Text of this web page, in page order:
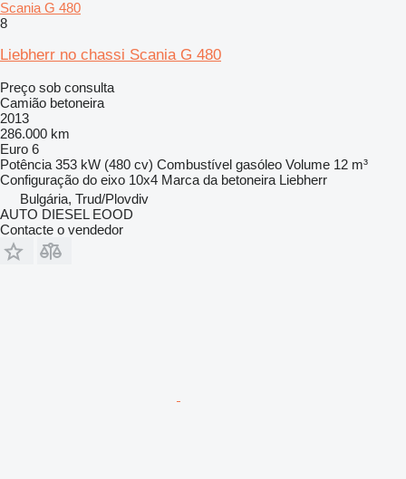
Scania G 480
8
Liebherr no chassi Scania G 480
Preço sob consulta
Camião betoneira
2013
286.000 km
Euro 6
Potência 353 kW (480 cv) Combustível gasóleo Volume 12 m³
Configuração do eixo 10x4 Marca da betoneira Liebherr
Bulgária, Trud/Plovdiv
AUTO DIESEL EOOD
Contacte o vendedor